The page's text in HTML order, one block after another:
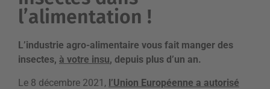
l’alimentation !
L’industrie agro-alimentaire vous fait manger des
insectes, à votre insu, depuis plus d’un an.
Le 8 décembre 2021, l’Union Européenne a autorisé